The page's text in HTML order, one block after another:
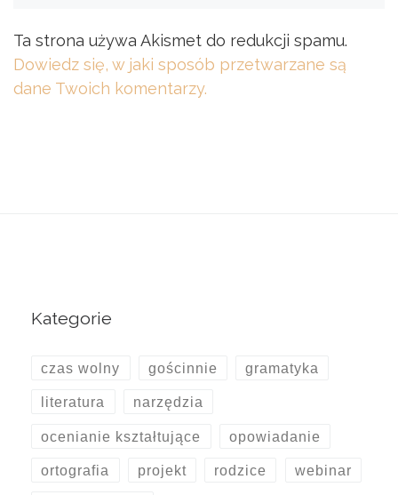
Ta strona używa Akismet do redukcji spamu.
Dowiedz się, w jaki sposób przetwarzane są
dane Twoich komentarzy.
Kategorie
czas wolny gościnnie gramatyka
literatura narzędzia
ocenianie kształtujące opowiadanie
ortografia projekt rodzice webinar